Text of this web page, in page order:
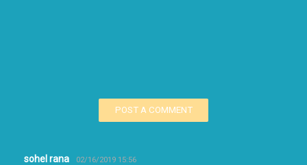
POST A COMMENT
sohel rana 02/16/2019 15:56